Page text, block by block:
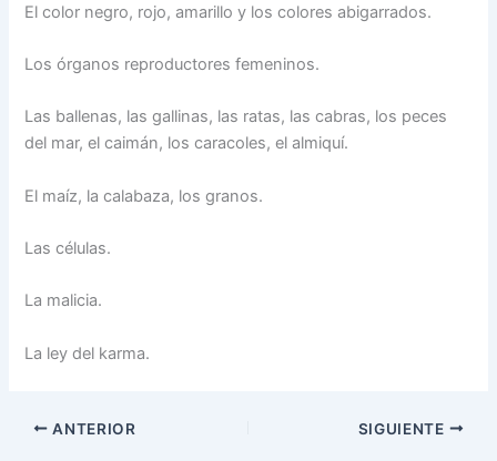
El color negro, rojo, amarillo y los colores abigarrados.
Los órganos reproductores femeninos.
Las ballenas, las gallinas, las ratas, las cabras, los peces
del mar, el caimán, los caracoles, el almiquí.
El maíz, la calabaza, los granos.
Las células.
La malicia.
La ley del karma.
ANTERIOR SIGUIENTE